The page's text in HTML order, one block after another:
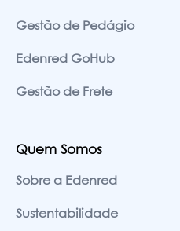
Gestão de Pedágio
Edenred GoHub
Gestão de Frete
Quem Somos
Sobre a Edenred
Sustentabilidade